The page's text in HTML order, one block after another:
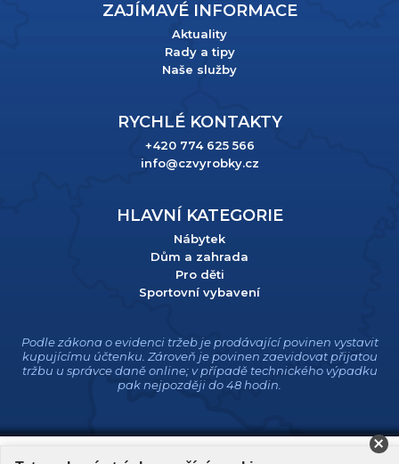
ZAJÍMAVÉ INFORMACE
Aktuality
Rady a tipy
Naše služby
RYCHLÉ KONTAKTY
+420 774 625 566
info@czvyrobky.cz
HLAVNÍ KATEGORIE
Nábytek
Dům a zahrada
Pro děti
Sportovní vybavení
Podle zákona o evidenci tržeb je prodávající povinen vystavit
kupujícímu účtenku. Zároveň je povinen zaevidovat přijatou
tržbu u správce daně online; v případě technického výpadku
pak nejpozději do 48 hodin.